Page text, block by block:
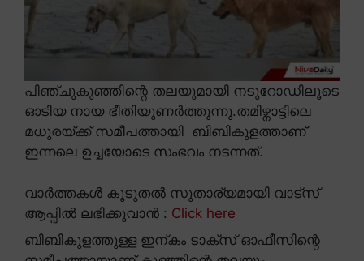
പിഞ്ചുകുഞ്ഞിന്റെ തലയുമായി നടുറോഡിലൂടെ
ഓടിയ നായ ഭീതിയുണർത്തുന്നു.തമിഴ്നാട്ടിലെ
മധുരയ്ക്ക് സമീപത്തായി ബിബികുളത്താണ്
ഇന്നലെ ഉച്ചയോടെ സംഭവം നടന്നത്.
വാർത്തകൾ കൂടുതൽ സുതാര്യമായി വാട്സ്
ആപ്പിൽ ലഭിക്കുവാൻ : Click here
ബിബികുളത്തുള്ള ഇന്കം ടാക്സ് ഓഫീസിന്റെ